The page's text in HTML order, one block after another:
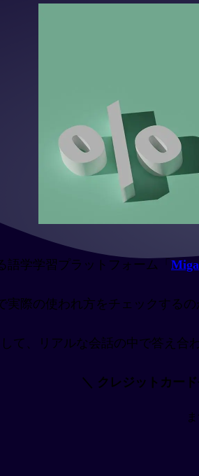
学学習プラットフォーム「
実際の使われ方をチェックする
て、リアルな会話の中で答え合
＼ クレジットカー